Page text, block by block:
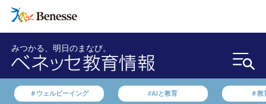
みつかる、明日のまなび。
＃ウェルビーイング #AIと教育 ＃教